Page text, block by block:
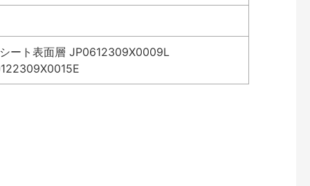
ート表面層 JP0612309X0009L